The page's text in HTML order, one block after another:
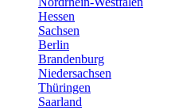
Hessen
Sachsen
Berlin
Brandenburg
Niedersachsen
Thüringen
Saarland